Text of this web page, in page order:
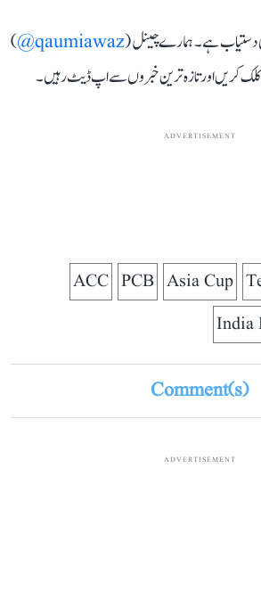
دستیاب ہے۔ ہمارے چینل (qaumiawaz@
)
کریں اور تازہ ترین خبروں سے اپ ڈیٹ رہیں۔
ADVERTISEMENT
Asia Cup
PCB
ACC
India
Comment(s)
ADVERTISEMENT